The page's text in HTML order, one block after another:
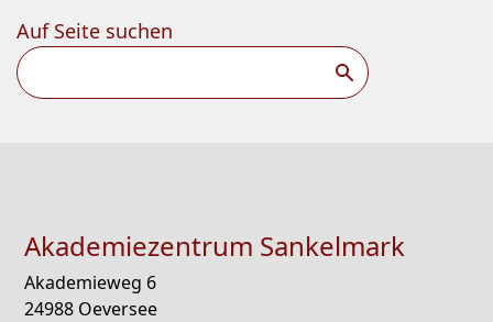
Auf Seite suchen
Suchen
Akademiezentrum Sankelmark
Akademieweg 6
24988 Oeversee